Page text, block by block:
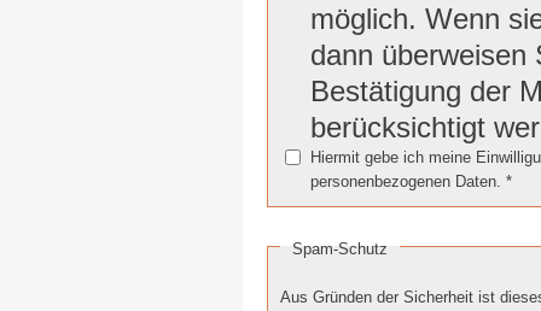
möglich. Wenn
dann überweisen
Bestätigung der
berücksichtigt
Hiermit gebe ich meine
personenbezogenen Daten. *
Spam-Schutz
Aus Gründen der Sicherheit ist